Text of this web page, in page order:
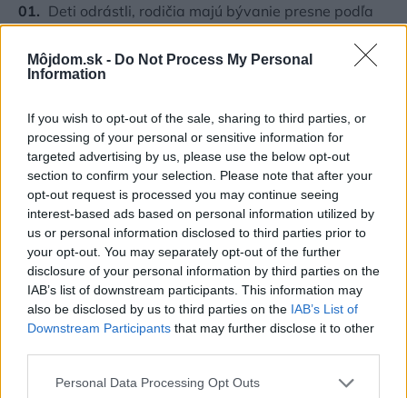
Môjdom.sk - Do Not Process My Personal
Information
If you wish to opt-out of the sale, sharing to third parties, or
processing of your personal or sensitive information for
targeted advertising by us, please use the below opt-out
section to confirm your selection. Please note that after your
opt-out request is processed you may continue seeing
interest-based ads based on personal information utilized by
us or personal information disclosed to third parties prior to
your opt-out. You may separately opt-out of the further
disclosure of your personal information by third parties on the
IAB’s list of downstream participants. This information may
also be disclosed by us to third parties on the IAB’s List of
Downstream Participants that may further disclose it to other
Please note that this website/app uses one or more Google
Personal Data Processing Opt Outs
Deti odrástli, rodičia majú bývanie presne podľa
seba. V novom dome je všetko pre ich život i
K bytu ladili aj škáry v obklade. Majitelia zbúrali
režiséra
Kedysi boli veľkým trendom, dnes sa im radšej
vyhnite. Týchto 7 vecí robí vašu obývačku
zastaralou
Žije pri lese, chová sliepky a uspáva ju rieka.
Miestni remeselníci vytvorili bývanie, ktoré vyzerá
ako malý raj
V dome v lese vyriešili známy problém. Dvaja
majitelia v ňom majú dosť súkromia aj miesto pre
spoločný čas